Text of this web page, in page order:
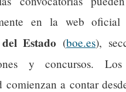
en la web oficial
Estado (boe.es),
y concursos.
comienzan a contar